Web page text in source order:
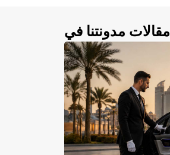
مقالات مدونتنا في